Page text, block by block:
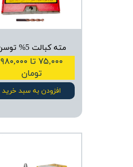
مته کبالت 5% توسن
۷۵,۰۰۰ تا ۹۸۰,۰۰۰
تومان
افزودن به سبد خرید